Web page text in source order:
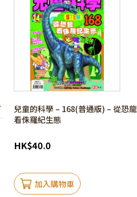
兒童的科學 – 168(普通版) – 從恐龍
看侏羅紀生態
HK$40.0
加入購物車